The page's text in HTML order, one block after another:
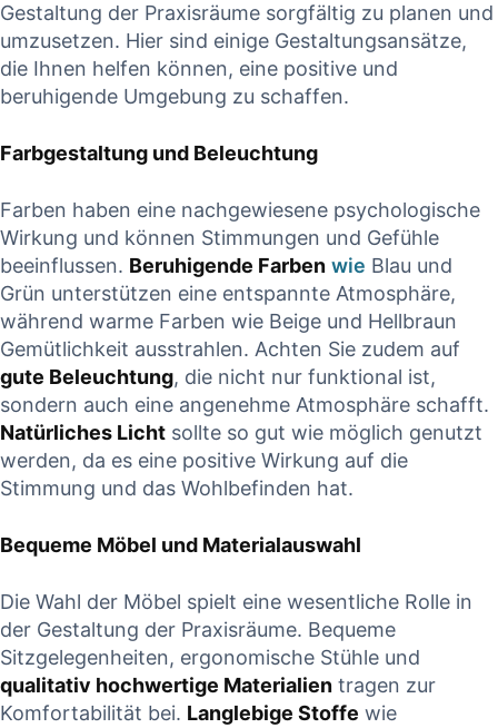
Gestaltung der Praxisräume sorgfältig zu planen und
umzusetzen. Hier sind einige Gestaltungsansätze,
die Ihnen helfen können, eine positive und
beruhigende Umgebung zu schaffen.
Farbgestaltung und Beleuchtung
Farben haben eine nachgewiesene psychologische
Wirkung und können Stimmungen und Gefühle
beeinflussen. Beruhigende Farben wie Blau und
Grün unterstützen eine entspannte Atmosphäre,
während warme Farben wie Beige und Hellbraun
Gemütlichkeit ausstrahlen. Achten Sie zudem auf
gute Beleuchtung, die nicht nur funktional ist,
sondern auch eine angenehme Atmosphäre schafft.
Natürliches Licht sollte so gut wie möglich genutzt
werden, da es eine positive Wirkung auf die
Stimmung und das Wohlbefinden hat.
Bequeme Möbel und Materialauswahl
Die Wahl der Möbel spielt eine wesentliche Rolle in
der Gestaltung der Praxisräume. Bequeme
Sitzgelegenheiten, ergonomische Stühle und
qualitativ hochwertige Materialien tragen zur
Komfortabilität bei. Langlebige Stoffe wie